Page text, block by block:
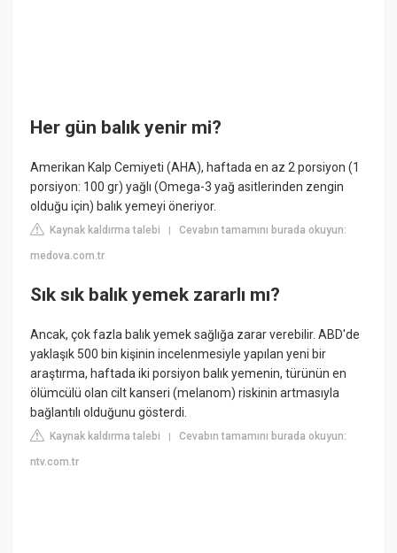
Her gün balık yenir mi?
Amerikan Kalp Cemiyeti (AHA), haftada en az 2 porsiyon (1
porsiyon: 100 gr) yağlı (Omega-3 yağ asitlerinden zengin
olduğu için) balık yemeyi öneriyor.
Kaynak kaldırma talebi |Cevabın tamamını burada okuyun:
medova.com.tr
Sık sık balık yemek zararlı mı?
Ancak, çok fazla balık yemek sağlığa zarar verebilir. ABD'de
yaklaşık 500 bin kişinin incelenmesiyle yapılan yeni bir
araştırma, haftada iki porsiyon balık yemenin, türünün en
ölümcülü olan cilt kanseri (melanom) riskinin artmasıyla
bağlantılı olduğunu gösterdi.
Kaynak kaldırma talebi |Cevabın tamamını burada okuyun:
ntv.com.tr